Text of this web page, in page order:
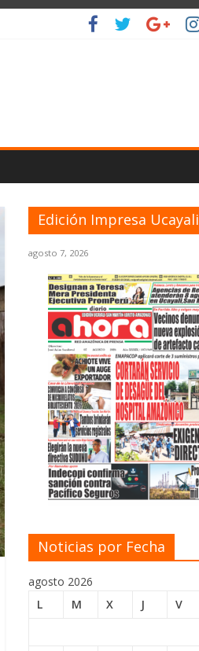
Edición Impresa Ucayali
agosto 7, 2026
Noticias por Fecha
agosto 2026
L
M X J V